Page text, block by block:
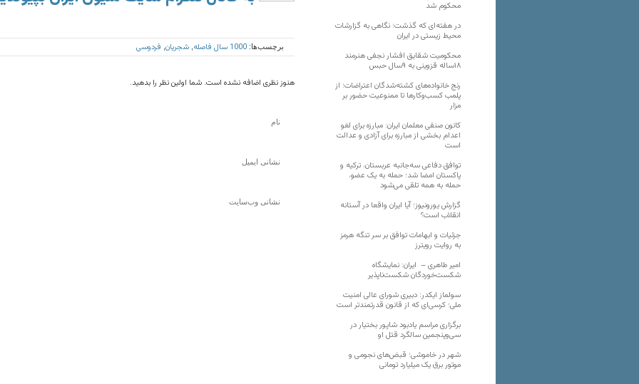
برچسب‌ها: 1000 سال فاصله شجریان فردوسی
هنوز نظری اضافه نشده است. شما اولین نظر را بدهید.
محکوم شد
در هفته‌ای که گذشت؛ نگاهی به گزارشات
محیط زیستی در ایران
محکومیت شقایق افشار نجفی هنرمند
۱۸ساله قزوینی به ۹سال حبس
رنج خانواده‌های کشته‌شدگان اعتراضات؛ از
پلمب کسب‌وکارها تا ممنوعیت حضور بر
مزار
کانون صنفی معلمان ایران: مبارزه برای لغو
اعدام بخشی از مبارزه برای آزادی و عدالت
است
توافق دفاعی سه‌جانبه عربستان، ترکیه و
پاکستان امضا شد؛ حمله به یک عضو،
حمله به همه تلقی می‌شود
گزارش یورونیوز؛ آیا ایران واقعا در آستانه
انقلاب است؟
جزئیات و ابهامات توافق بر سر تنگه هرمز
به روایت رویترز
امیر طاهری – ایران: نمایشگاه
شکست‌خوردگان شکست‌ناپذیر
سولماز ایکدر: دبیری شورای عالی امنیت
ملی؛ کرسی‌ای که از قانون قدرتمندتر است
برگزاری مراسم یادبود شاپور بختیار در
سی‌وپنجمین سالگرد قتل او
شهر در خاموشی؛ قبض‌های نجومی و
موتور برق یک میلیارد تومانی